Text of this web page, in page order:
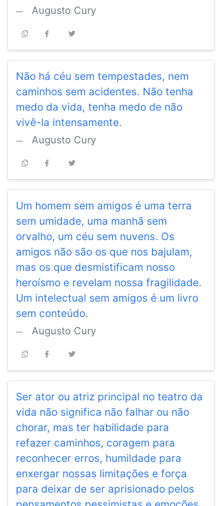
Augusto Cury
Não há céu sem tempestades, nem
caminhos sem acidentes. Não tenha
medo da vida, tenha medo de não
vivê-la intensamente.
Augusto Cury
Um homem sem amigos é uma terra
sem umidade, uma manhã sem
orvalho, um céu sem nuvens. Os
amigos não são os que nos bajulam,
mas os que desmistificam nosso
heroísmo e revelam nossa fragilidade.
Um intelectual sem amigos é um livro
sem conteúdo.
Augusto Cury
Ser ator ou atriz principal no teatro da
vida não significa não falhar ou não
chorar, mas ter habilidade para
refazer caminhos, coragem para
reconhecer erros, humildade para
enxergar nossas limitações e força
para deixar de ser aprisionado pelos